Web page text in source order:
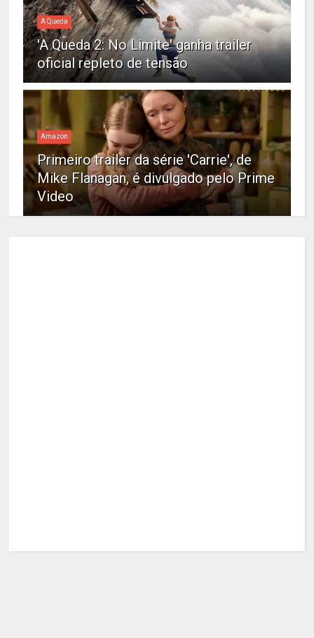
A Queda
'A Queda 2: No Limite' ganha trailer
oficial repleto de tensão
Amazon
Primeiro trailer da série 'Carrie', de
Mike Flanagan, é divulgado pelo Prime
Video